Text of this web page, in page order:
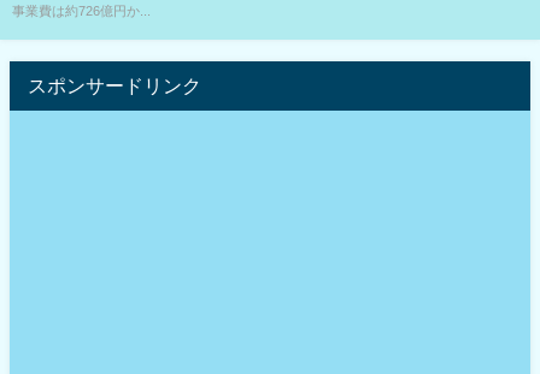
事業費は約726億円か...
スポンサードリンク